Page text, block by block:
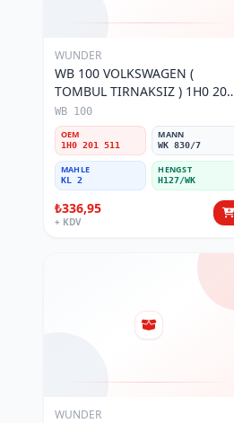
WUNDER
WB 100 VOLKSWAGEN (
TOMBUL TIRNAKSIZ ) 1H0 201
511 Yakıt/Benzin Filtresi
WB 100
OEM
1H0 201 511
MANN
WK 830/7
MAHLE
KL 2
HENGST
H127/WK
₺336,95
+ KDV
WUNDER